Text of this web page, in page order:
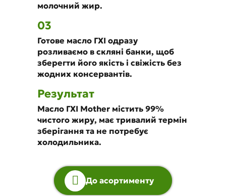
молочний жир.
03
Готове масло ГХІ одразу
розливаємо в скляні банки, щоб
зберегти його якість і свіжість без
жодних консервантів.
Результат
Масло ГХІ Mother містить 99%
чистого жиру, має тривалий термін
зберігання та не потребує
холодильника.
До асортименту